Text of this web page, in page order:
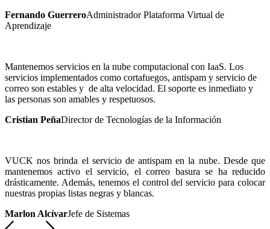
Fernando GuerreroAdministrador Plataforma Virtual de
Aprendizaje
Mantenemos servicios en la nube computacional con IaaS. Los
servicios implementados como cortafuegos, antispam y servicio de
correo son estables y de alta velocidad. El soporte es inmediato y
las personas son amables y respetuosos.
Cristian PeñaDirector de Tecnologías de la Información
VUCK nos brinda el servicio de antispam en la nube. Desde que
mantenemos activo el servicio, el correo basura se ha reducido
drásticamente. Además, tenemos el control del servicio para colocar
nuestras propias listas negras y blancas.
Marlon AlcívarJefe de Sistemas